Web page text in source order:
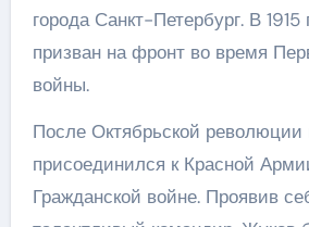
города Санкт-Петербург. В
призван на фронт во время
войны.
После Октябрьской революции
присоединился к Красной
Гражданской войне. Проявив